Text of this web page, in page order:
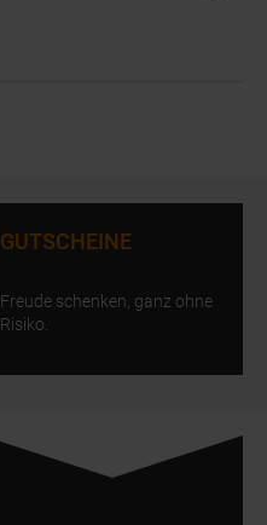
GUTSCHEINE
Freude schenken, ganz ohne
Risiko.